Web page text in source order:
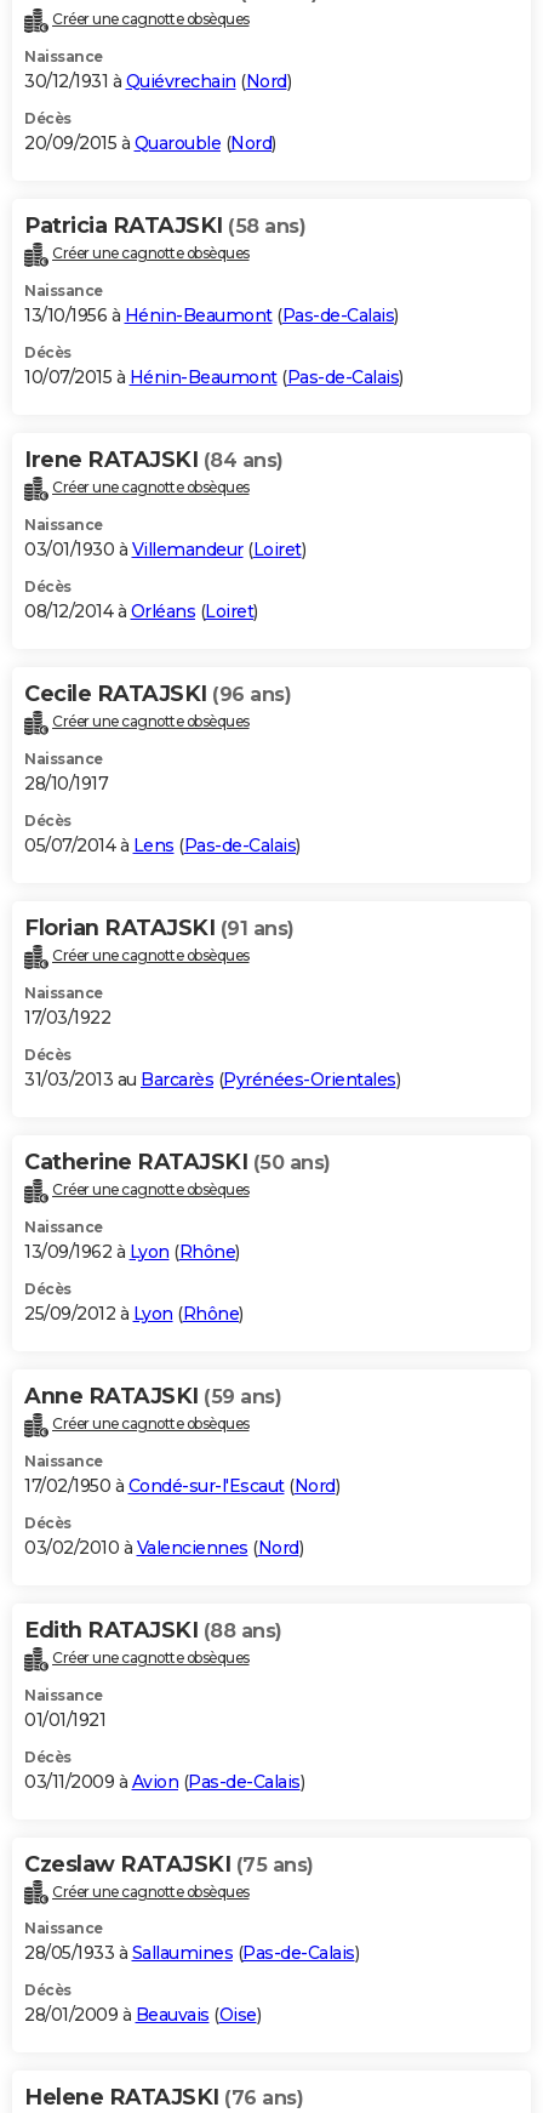
Créer une cagnotte obsèques
Naissance
30/12/1931 à Quiévrechain (Nord)
Décès
20/09/2015 à Quarouble (Nord)
Patricia RATAJSKI (58 ans)
Créer une cagnotte obsèques
Naissance
13/10/1956 à Hénin-Beaumont(Pas-de-Calais)
Décès
10/07/2015 à Hénin-Beaumont(Pas-de-Calais)
Irene RATAJSKI (84 ans)
Créer une cagnotte obsèques
Naissance
03/01/1930 à Villemandeur(Loiret)
Décès
08/12/2014 à Orléans (Loiret)
Cecile RATAJSKI (96 ans)
Créer une cagnotte obsèques
Naissance
28/10/1917
Décès
05/07/2014 à Lens (Pas-de-Calais)
Florian RATAJSKI (91 ans)
Créer une cagnotte obsèques
Naissance
17/03/1922
Décès
31/03/2013 au Barcarès (Pyrénées-Orientales)
Catherine RATAJSKI (50 ans)
Créer une cagnotte obsèques
Naissance
13/09/1962 à Lyon (Rhône)
Décès
25/09/2012 à Lyon (Rhône)
Anne RATAJSKI (59 ans)
Créer une cagnotte obsèques
Naissance
17/02/1950 à Condé-sur-l'Escaut(Nord)
Décès
03/02/2010 à Valenciennes (Nord)
Edith RATAJSKI (88 ans)
Créer une cagnotte obsèques
Naissance
01/01/1921
Décès
03/11/2009 à Avion (Pas-de-Calais)
Czeslaw RATAJSKI (75 ans)
Créer une cagnotte obsèques
Naissance
28/05/1933 à Sallaumines (Pas-de-Calais)
Décès
28/01/2009 à Beauvais (Oise)
Helene RATAJSKI (76 ans)